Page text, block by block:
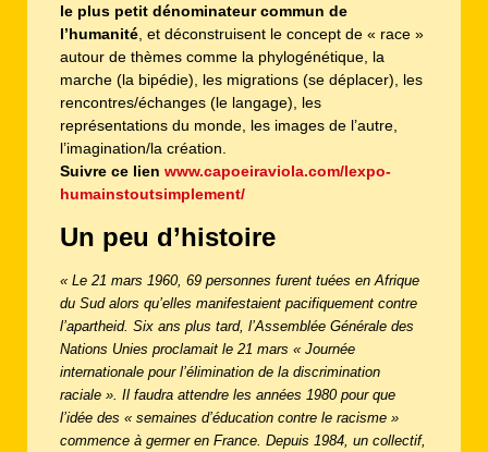
le plus petit dénominateur commun de
l’humanité , et déconstruisent le concept de « race »
autour de thèmes comme la phylogénétique, la
marche (la bipédie), les migrations (se déplacer), les
rencontres/échanges (le langage), les
représentations du monde, les images de l’autre,
l’imagination/la création.
Suivre ce lien www.capoeiraviola.com/lexpo-
humainstoutsimplement/
Un peu d’histoire
« Le 21 mars 1960, 69 personnes furent tuées en Afrique
du Sud alors qu’elles manifestaient pacifiquement contre
l’apartheid. Six ans plus tard, l’Assemblée Générale des
Nations Unies proclamait le 21 mars « Journée
internationale pour l’élimination de la discrimination
raciale ». Il faudra attendre les années 1980 pour que
l’idée des « semaines d’éducation contre le racisme »
commence à germer en France. Depuis 1984, un collectif,